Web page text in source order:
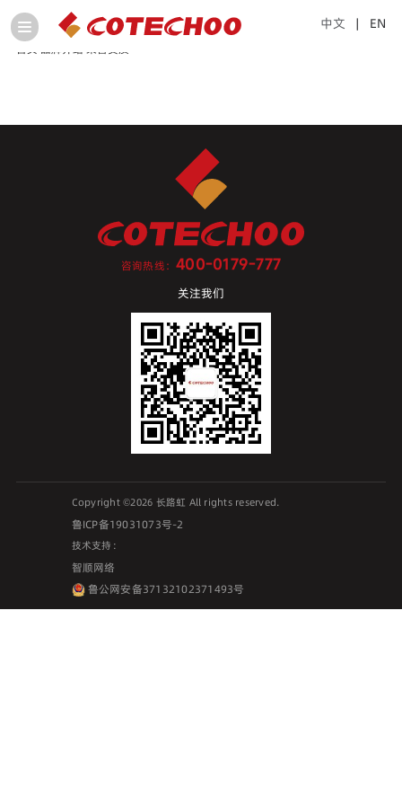
中文 | EN
首页 品牌介绍 荣誉资质
咨询热线：400-0179-777
关注我们
Copyright ©2026 长路虹 All rights reserved.
鲁ICP备19031073号-2
技术支持：
智顺网络
鲁公网安备37132102371493号